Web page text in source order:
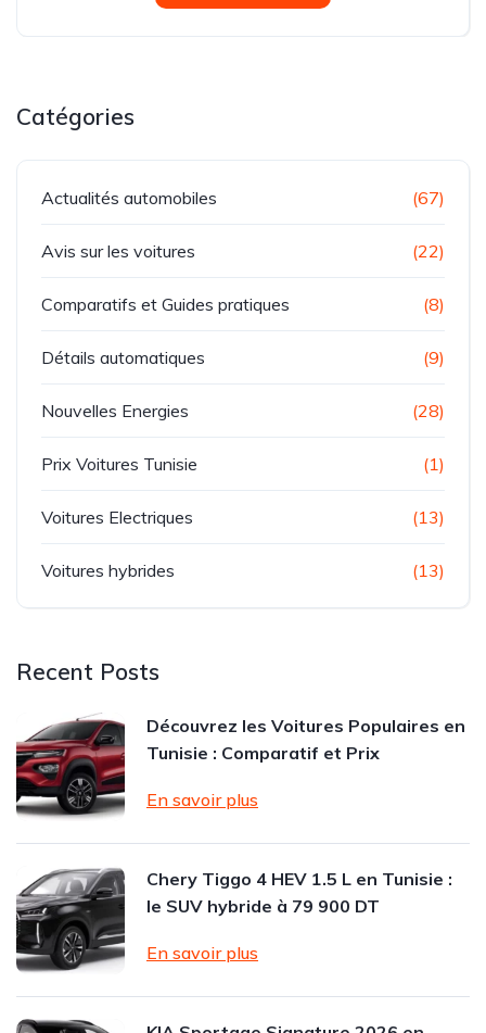
Catégories
Actualités automobiles (67)
Avis sur les voitures (22)
Comparatifs et Guides pratiques (8)
Détails automatiques (9)
Nouvelles Energies (28)
Prix Voitures Tunisie (1)
Voitures Electriques (13)
Voitures hybrides (13)
Recent Posts
Découvrez les Voitures Populaires en
Tunisie : Comparatif et Prix
En savoir plus
Chery Tiggo 4 HEV 1.5 L en Tunisie :
le SUV hybride à 79 900 DT
En savoir plus